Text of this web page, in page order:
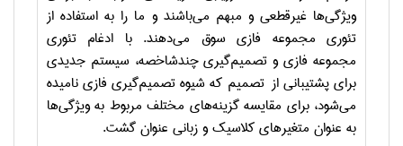
ویژگی‌ها غیرقطعی و مبهم می‌باشند و ما را به استفاده از
تئوری مجموعه فازی سوق می‌دهند. با ادغام تئوری
مجموعه فازی و تصمیم‌گیری چندشاخصه، سیستم جدیدی
برای پشتیبانی از تصمیم که شیوه تصمیم‌گیری فازی نامیده
می‌شود، برای مقایسه گزینه‌های مختلف مربوط به ویژگی‌ها
به عنوان متغیرهای کلاسیک و زبانی عنوان گشت.